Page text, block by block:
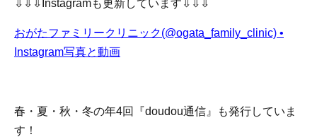
⇩⇩⇩Instagramも更新しています⇩⇩⇩
おがたファミリークリニック(@ogata_family_clinic) •
Instagram写真と動画
春・夏・秋・冬の年4回『doudou通信』も発行していま
す！